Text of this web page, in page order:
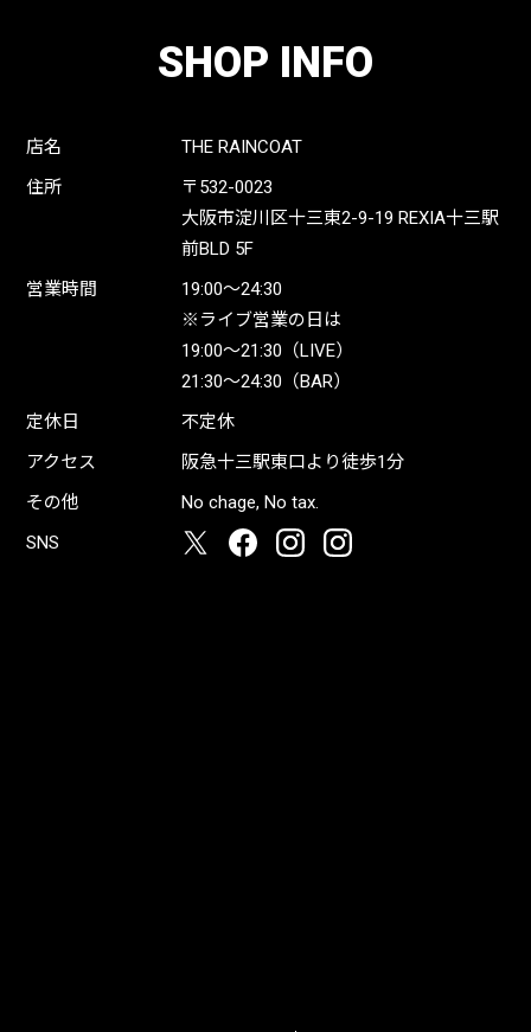
SHOP INFO
店名
THE RAINCOAT
住所
〒532-0023
大阪市淀川区十三東2-9-19 REXIA十三駅
前BLD 5F
営業時間
19:00〜24:30
※ライブ営業の日は
19:00〜21:30（LIVE）
21:30〜24:30（BAR）
定休日
不定休
アクセス
阪急十三駅東口より徒歩1分
その他
No chage, No tax.
SNS